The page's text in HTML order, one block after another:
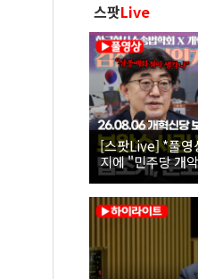
스팟Live
[스팟Live] *풀영
지에 "민주당 개
26.08.06 개혁신